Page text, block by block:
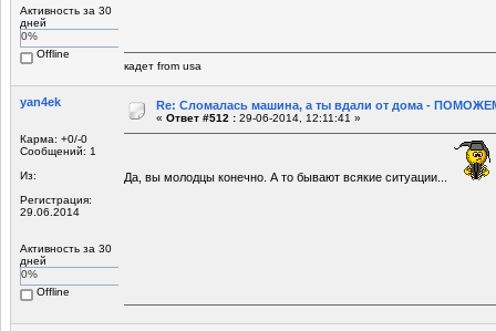
Активность за 30
дней
0%
Offline
кадет from usa
yan4ek
Карма: +0/-0
Сообщений: 1
Из:
Регистрация:
29.06.2014
Активность за 30
дней
0%
Offline
Re: Сломалась машина, а ты вдали от дома -
« Ответ #512 : 29-06-2014, 12:11:41 »
Да, вы молодцы конечно. А то бывают всякие ситуации...